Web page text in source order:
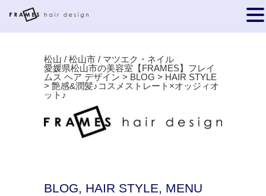
松山 / 松山市 / マツエク・ネイル
愛媛県松山市の美容室【FRAMES】フレイ
ムス ヘア デザイン > BLOG > HAIR STYLE
> 艶感&潤髪♪コスメストレート×オッジィオ
ット♪
BLOG, HAIR STYLE, MENU